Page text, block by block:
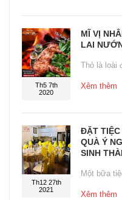
Th5 7th
2020
MĨ VỊ
LAI
Thỏ là loài
Xêm thêm
Th12 27th
2021
ĐẶT TIỆC
QUÀ Ý
SINH
Một bữa
Xêm thêm